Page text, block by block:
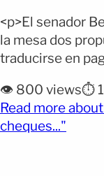
<p>El senador
la mesa dos
traducirse en
superior a
las mayores
mientras que la
👁️ 800 views⏱️
Read more
cheques..."